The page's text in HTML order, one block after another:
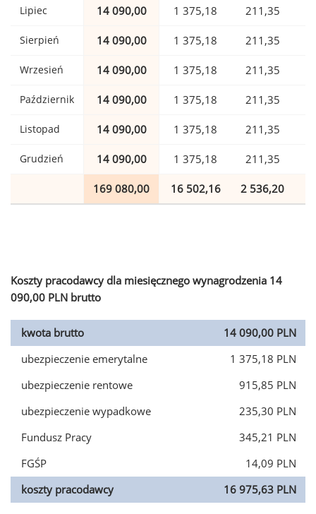
Lipiec 14 090,00 1 375,18 211,35
Sierpień 14 090,00 1 375,18 211,35
Wrzesień 14 090,00 1 375,18 211,35
Październik 14 090,00 1 375,18 211,35
Listopad 14 090,00 1 375,18 211,35
Grudzień 14 090,00 1 375,18 211,35
169 080,00 16 502,16 2 536,20
Koszty pracodawcy dla miesięcznego wynagrodzenia 14
090,00 PLN brutto
kwota brutto
14 090,00 PLN
ubezpieczenie emerytalne
1 375,18 PLN
ubezpieczenie rentowe
915,85 PLN
ubezpieczenie wypadkowe
235,30 PLN
Fundusz Pracy
345,21 PLN
FGŚP
14,09 PLN
koszty pracodawcy
16 975,63 PLN